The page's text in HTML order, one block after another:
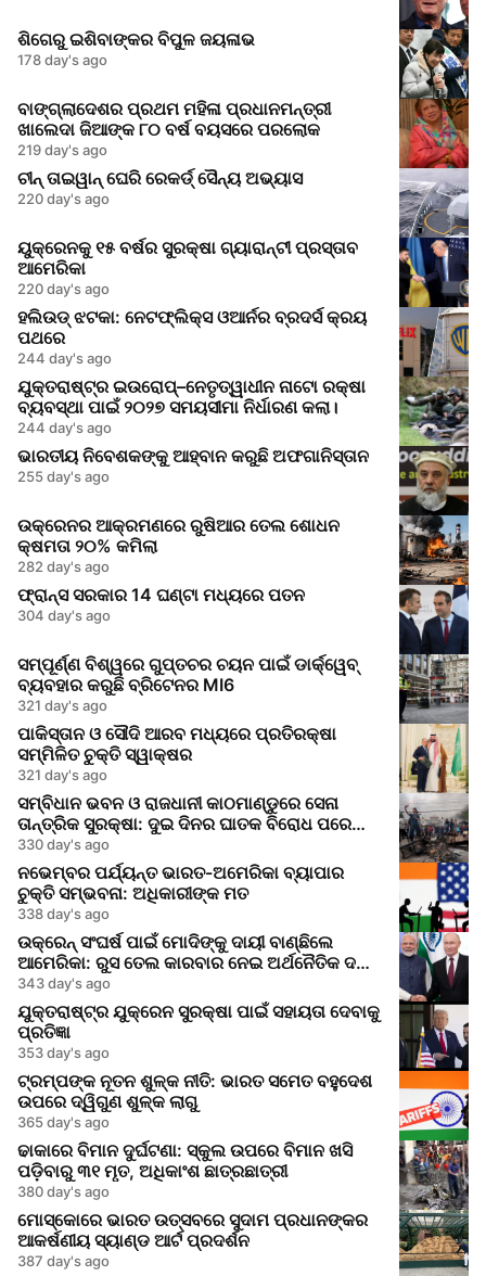
ଶିଗେରୁ ଇଶିବାଙ୍କର ବିପୁଳ ଜୟଳାଭ
178 day's ago
ବାଙ୍ଗ୍ଲାଦେଶର ପ୍ରଥମ ମହିଳା ପ୍ରଧାନମନ୍ତ୍ରୀ
ଖାଲେଦା ଜିଆଙ୍କ ୮୦ ବର୍ଷ ବୟସରେ ପରଲୋକ
219 day's ago
ଚୀନ୍ ତାଇୱାନ୍ ଘେରି ରେକର୍ଡ୍ ସୈନ୍ୟ ଅଭ୍ୟାସ
220 day's ago
ୟୁକ୍ରେନକୁ ୧୫ ବର୍ଷର ସୁରକ୍ଷା ଗ୍ୟାରାନ୍ଟୀ ପ୍ରସ୍ତାବ
ଆମେରିକା
220 day's ago
ହଲିଉଡ୍ ଝଟକା: ନେଟଫ୍ଲିକ୍ସ ଓଆର୍ନର ବ୍ରଦର୍ସ କ୍ରୟ
ପଥରେ
244 day's ago
ଯୁକ୍ତରାଷ୍ଟ୍ର ଇଉରୋପ୍–ନେତୃତ୍ୱାଧୀନ ନାଟୋ ରକ୍ଷା
ବ୍ୟବସ୍ଥା ପାଇଁ ୨୦୨୭ ସମୟସୀମା ନିର୍ଧାରଣ କଲା।
244 day's ago
ଭାରତୀୟ ନିବେଶକଙ୍କୁ ଆହ୍ବାନ କରୁଛି ଅଫଗାନିସ୍ତାନ
255 day's ago
ଉକ୍ରେନର ଆକ୍ରମଣରେ ରୁଷିଆର ତେଲ ଶୋଧନ
କ୍ଷମତା ୨୦% କମିଲା
282 day's ago
ଫ୍ରାନ୍ସ ସରକାର 14 ଘଣ୍ଟା ମଧ୍ୟରେ ପତନ
304 day's ago
ସମ୍ପୂର୍ଣ୍ଣ ବିଶ୍ୱରେ ଗୁପ୍ତଚର ଚୟନ ପାଇଁ ଡାର୍କ୍‌ୱେବ୍
ବ୍ୟବହାର କରୁଛି ବ୍ରିଟେନର MI6
321 day's ago
ପାକିସ୍ତାନ ଓ ସୌଦି ଆରବ ମଧ୍ୟରେ ପ୍ରତିରକ୍ଷା
ସମ୍ମିଳିତ ଚୁକ୍ତି ସ୍ୱାକ୍ଷର
321 day's ago
ସମ୍ବିଧାନ ଭବନ ଓ ରାଜଧାନୀ କାଠମାଣ୍ଡୁରେ ସେନା
ତାନ୍ତ୍ରିକ ସୁରକ୍ଷା: ଦୁଇ ଦିନର ଘାତକ ବିରୋଧ ପରେ
ଆତଙ୍କ ଓ ତନାବ
330 day's ago
ନଭେମ୍ବର ପର୍ଯ୍ୟନ୍ତ ଭାରତ-ଅମେରିକା ବ୍ୟାପାର
ଚୁକ୍ତି ସମ୍ଭବନା: ଅଧିକାରୀଙ୍କ ମତ
338 day's ago
ଉକ୍ରେନ୍ ସଂଘର୍ଷ ପାଇଁ ମୋଦିଙ୍କୁ ଦାୟୀ ବାଣ୍ଛିଲେ
ଆମେରିକା: ରୁସ ତେଲ କାରବାର ନେଇ ଅର୍ଥନୈତିକ ଦଣ୍ଡ
ବଢ଼ିଲା
343 day's ago
ଯୁକ୍ତରାଷ୍ଟ୍ର ଯୁକ୍ରେନ ସୁରକ୍ଷା ପାଇଁ ସହାୟତା ଦେବାକୁ
ପ୍ରତିଜ୍ଞା
353 day's ago
ଟ୍ରମ୍ପଙ୍କ ନୂତନ ଶୁଳ୍କ ନୀତି: ଭାରତ ସମେତ ବହୁଦେଶ
ଉପରେ ଦ୍ୱିଗୁଣ ଶୁଳ୍କ ଲାଗୁ
365 day's ago
ଢାକାରେ ବିମାନ ଦୁର୍ଘଟଣା: ସ୍କୁଲ ଉପରେ ବିମାନ ଖସି
ପଡ଼ିବାରୁ ୩୧ ମୃତ, ଅଧିକାଂଶ ଛାତ୍ରଛାତ୍ରୀ
380 day's ago
ମୋସ୍କୋରେ ଭାରତ ଉତ୍ସବରେ ସୁଦାମ ପ୍ରଧାନଙ୍କର
ଆକର୍ଷଣୀୟ ସ୍ୟାଣ୍ଡ ଆର୍ଟ ପ୍ରଦର୍ଶନ
387 day's ago